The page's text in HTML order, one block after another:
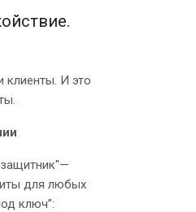
клиенты. И это
для любых
ключ”: